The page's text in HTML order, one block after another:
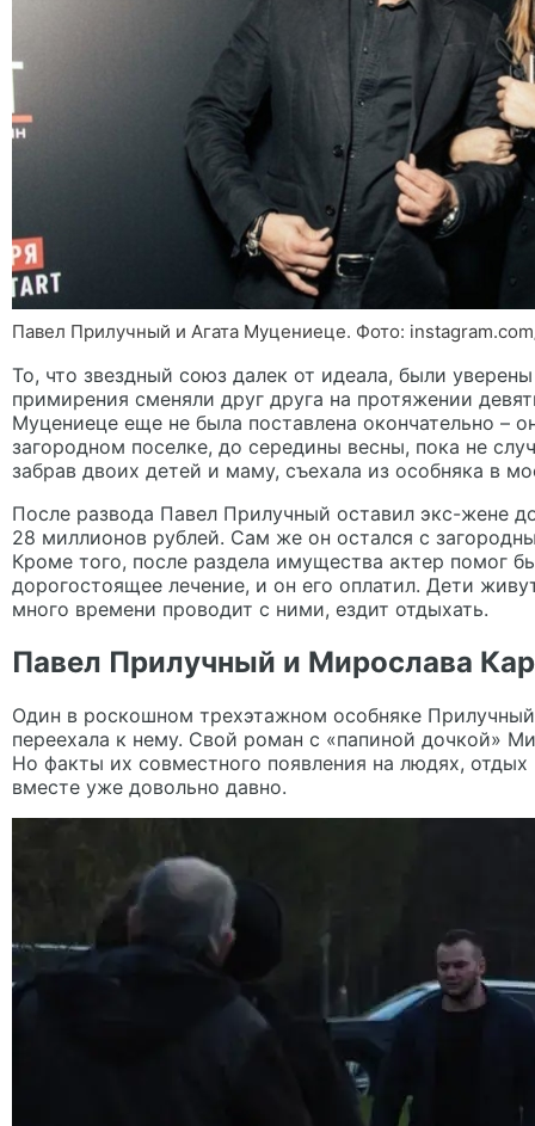
Павел Прилучный и Агата Муцениеце. Фото:
То, что звездный союз далек от идеала, были
примирения сменяли друг друга на протяжении
Муцениеце еще не была поставлена окончательно
загородном поселке, до середины весны, пока не
забрав двоих детей и маму, съехала из особняка в
После развода Павел Прилучный оставил экс-жене
28 миллионов рублей. Сам же он остался с
Кроме того, после раздела имущества актер помог
дорогостоящее лечение, и он его оплатил. Дети
много времени проводит с ними, ездит отдыхать.
Павел Прилучный и Мирослава
Один в роскошном трехэтажном особняке
переехала к нему. Свой роман с «папиной дочкой»
Но факты их совместного появления на людях,
вместе уже довольно давно.